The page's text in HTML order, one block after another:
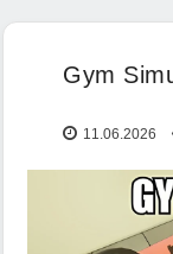
Gym
11.06.2026